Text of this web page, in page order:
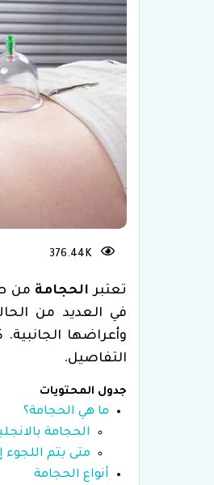
376.44K
تعتبر الحجامة من
في العديد من
وأعراضها
التفاصيل.
جدول المحتويات
ما هي الحجامة؟
الحجامة
متى يتم اللجوء
أنواع الحجامة